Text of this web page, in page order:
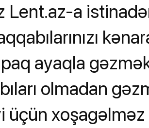
Lent.az-a
ayaqla
olmadan
üçün